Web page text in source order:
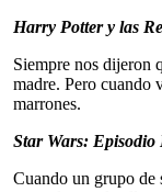
Harry Potter y las
Siempre nos dijeron
madre. Pero cuando
marrones.
Star Wars:
Cuando un grupo de